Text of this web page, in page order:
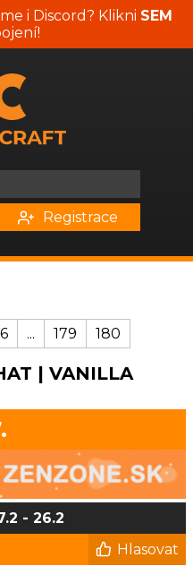
i Discord? Klikni SEM
Registrace
6 ... 179 180
| VANILLA
- 26.2
Hlasovat